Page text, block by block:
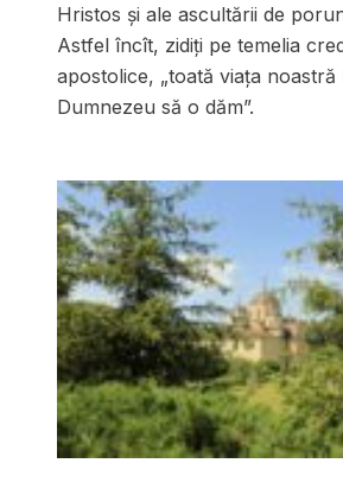
Hristos şi ale ascultării de
Astfel încît, zidiţi pe temelia
apostolice, „toată viaţa
Dumnezeu să o dăm”.